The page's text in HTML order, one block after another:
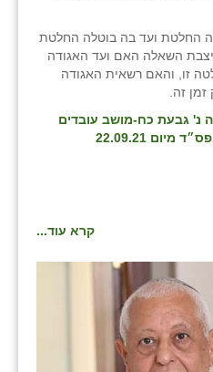
התקבלה החלטת ועד בה בוטלה החלטת
השאלה האם ועד האגודה
זו, והאם רשאית האגודה
זה.
924-11-20 שמעה נ' גבעת כח-מושב עובדים
22.09.21
קרא עוד...